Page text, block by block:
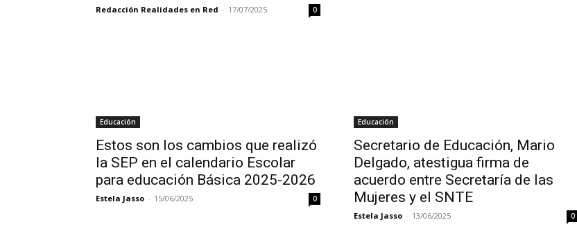
Redacción Realidades en Red - 17/07/2025 0
Educación
Estos son los cambios que realizó
la SEP en el calendario Escolar
para educación Básica 2025-2026
Estela Jasso - 15/06/2025 0
Educación
Secretario de Educación, Mario
Delgado, atestigua firma de
acuerdo entre Secretaría de las
Mujeres y el SNTE
Estela Jasso - 13/06/2025 0